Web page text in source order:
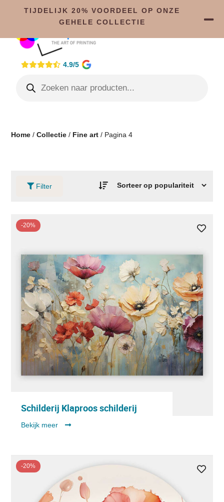
4.9/5
Home /Collectie / Fine art / Pagina 4
Filter
-20%
Schilderij Klaproos schilderij
Bekijk meer
-20%
TIJDELIJK 20% VOORDEEL OP ONZE
GEHELE COLLECTIE